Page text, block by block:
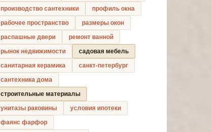
производство сантехники
профиль окна
рабочее пространство
размеры окон
распашные двери
ремонт ванной
рынок недвижимости
садовая мебель
санитарная керамика
санкт-петербург
сантехника дома
строительные материалы
унитазы раковины
условия ипотеки
фаянс фарфор